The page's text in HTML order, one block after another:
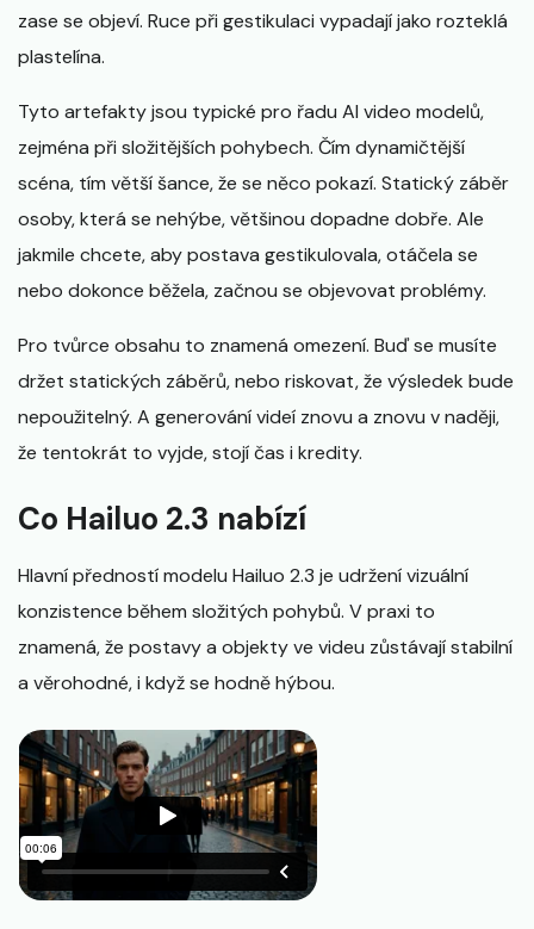
zase se objeví. Ruce při gestikulaci vypadají jako rozteklá
plastelína.
Tyto artefakty jsou typické pro řadu AI video modelů,
zejména při složitějších pohybech. Čím dynamičtější
scéna, tím větší šance, že se něco pokazí. Statický záběr
osoby, která se nehýbe, většinou dopadne dobře. Ale
jakmile chcete, aby postava gestikulovala, otáčela se
nebo dokonce běžela, začnou se objevovat problémy.
Pro tvůrce obsahu to znamená omezení. Buď se musíte
držet statických záběrů, nebo riskovat, že výsledek bude
nepoužitelný. A generování videí znovu a znovu v naději,
že tentokrát to vyjde, stojí čas i kredity.
Co Hailuo 2.3 nabízí
Hlavní předností modelu Hailuo 2.3 je udržení vizuální
konzistence během složitých pohybů. V praxi to
znamená, že postavy a objekty ve videu zůstávají stabilní
a věrohodné, i když se hodně hýbou.